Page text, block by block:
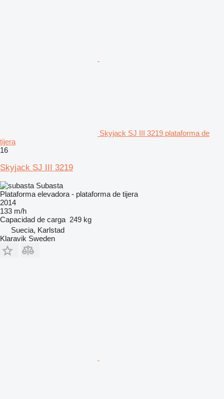
Skyjack SJ III 3219 plataforma de
tijera
16
Skyjack SJ III 3219
Subasta
Plataforma elevadora - plataforma de tijera
2014
133 m/h
Capacidad de carga 249 kg
Suecia, Karlstad
Klaravik Sweden